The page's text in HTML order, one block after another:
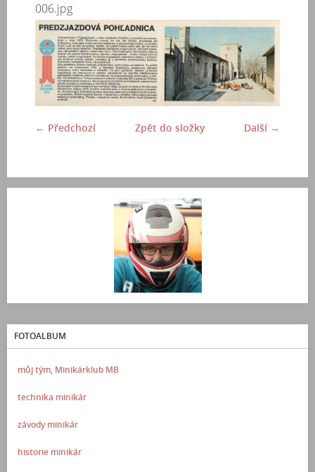
006.jpg
← Předchozí Další →
Zpět do složky
FOTOALBUM
můj tým, Minikárklub MB
technika minikár
závody minikár
historie minikár